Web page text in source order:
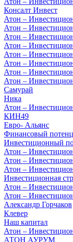
Консалт Инвест
Атон –
Атон –
Атон –
Атон –
Атон –
Атон –
Атон –
Атон –
Самурай
Ника
Атон –
КИН49
Евро- Альянс
Финансовый
Инвестиционный
Атон –
Атон –
Атон –
Инвестиционная
Атон –
Атон –
Александр Горчаков
Клевер
Наш капитал
Атон –
АТОН АУРУМ